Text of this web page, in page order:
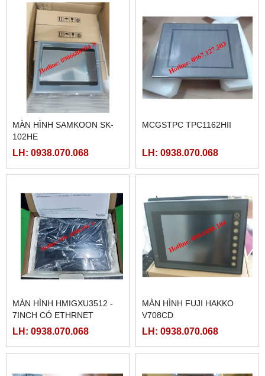
MÀN HÌNH SAMKOON SK-
102HE
LH: 0938.070.068
MCGSTPC TPC1162HII
LH: 0938.070.068
MÀN HÌNH HMIGXU3512 -
7INCH CÓ ETHRNET
LH: 0938.070.068
MÀN HÌNH FUJI HAKKO
V708CD
LH: 0938.070.068